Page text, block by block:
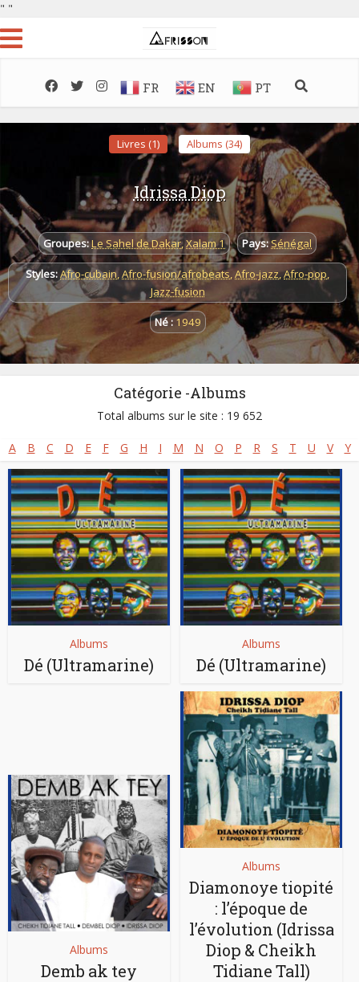
" "
FR EN PT
Livres (1) Albums (34)
Idrissa Diop
Groupes:Le Sahel de Dakar,Xalam 1 Pays:Sénégal
Styles:Afro-cubain,Afro-fusion/afrobeats,Afro-jazz,Afro-pop,
Jazz-fusion
Né : 1949
Catégorie -Albums
Total albums sur le site : 19 652
A B C D E F G H I M N O P R S T U V Y
Albums
Dé (Ultramarine)
Albums
Dé (Ultramarine)
Albums
Demb ak tey
Albums
Diamonoye tiopité
: l’époque de
l’évolution (Idrissa
Diop & Cheikh
Tidiane Tall)